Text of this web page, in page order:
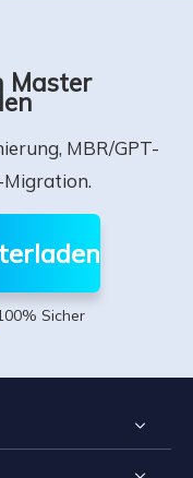
Master
MBR/GPT-
Migration.
Sicher